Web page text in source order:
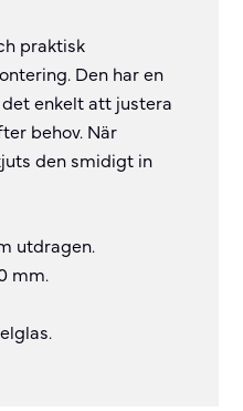
praktisk
Den har en
enkelt att justera
behov. När
den smidigt in
utdragen.
mm.